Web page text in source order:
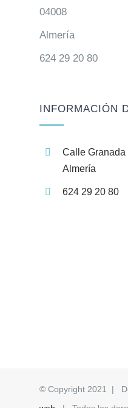
04008
Almería
624 29 20 80
INFORMACIÓN
Calle Granada
Almería
624 29 20 80
© Copyright 2021 |